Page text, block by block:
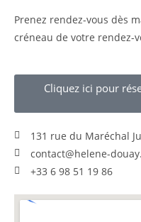
Prenez rendez-vous dès
créneau de votre rendez-
Cliquez ici pour
131 rue du Maréchal
contact@helene-
+33 6 98 51 19 86